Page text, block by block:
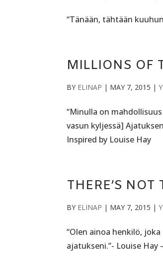
“Tänään, tähtään
MILLIONS OF
BY ELINAP | MAY 7, 2015 |
“Minulla on
vasun kyljessä]
Inspired by Louise Hay
THERE’S
BY ELINAP | MAY 7, 2015 |
“Olen ainoa henkilö, joka
ajatukseni.”- Louise Hay